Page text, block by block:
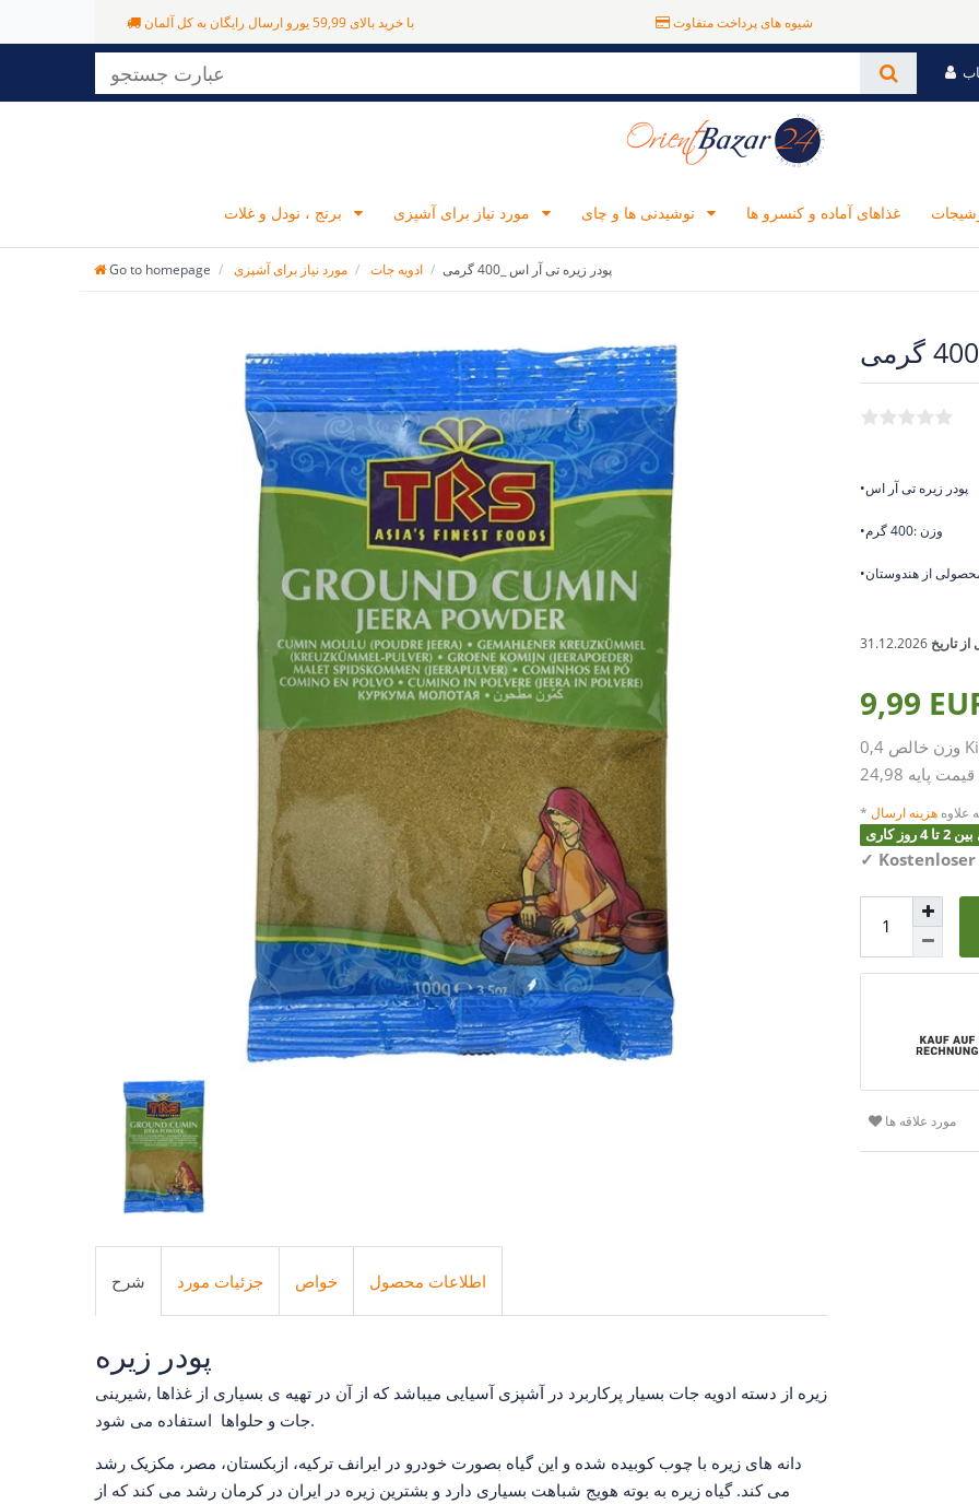
با خرید بالای 59,99 یورو ارسال رایگان به کل آلمان شیوه های پرداخت متفاوت
غذاهای آماده و کنسرو ها
Go to homepage مورد نیاز برای آشپزی ادویه جات پودر زیره تی آر اس _400 گرمی
•وزن :400 گرم
از هندوستان
از تاریخ 31.12.2026
9,99
وزن خالص
قیمت پایه
علاوه هزینه ارسال
کاری
✓
مورد علاقه ها
شرح جزئیات مورد خواص اطلاعات محصول
پودر زیره
زیره از دسته ادویه جات بسیار پرکاربرد در آشپزی آسیایی میباشد که از آن در تهیه ی بسیاری از غذاها ,شیرینی
جات و حلواها استفاده می شود.
دانه های زیره با چوب کوبیده شده و این گیاه بصورت خودرو در ایرانف ترکیه، ازبکستان، مصر، مکزیک رشد
می کند. گیاه زیره به بوته هویج شباهت بسیاری دارد و بشترین زیره در ایران در کرمان رشد می کند که از